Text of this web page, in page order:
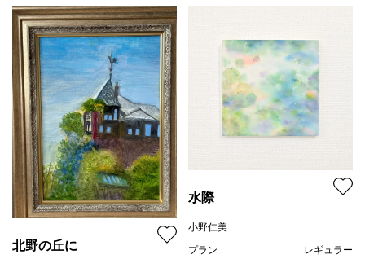
北野の丘に
水際
小野仁美
プラン
レギュラー